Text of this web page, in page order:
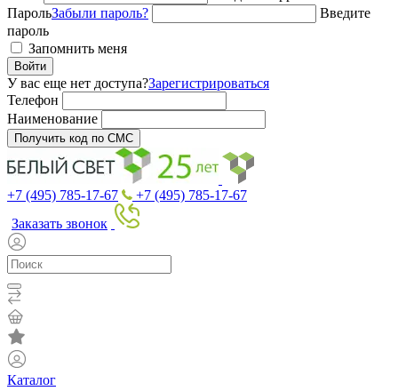
ПарольЗабыли пароль?
Введите
пароль
Запомнить меня
Войти
У вас еще нет доступа?Зарегистрироваться
Телефон
Наименование
Получить код по СМС
+7 (495) 785-17-67
+7 (495) 785-17-67
Заказать звонок
Каталог